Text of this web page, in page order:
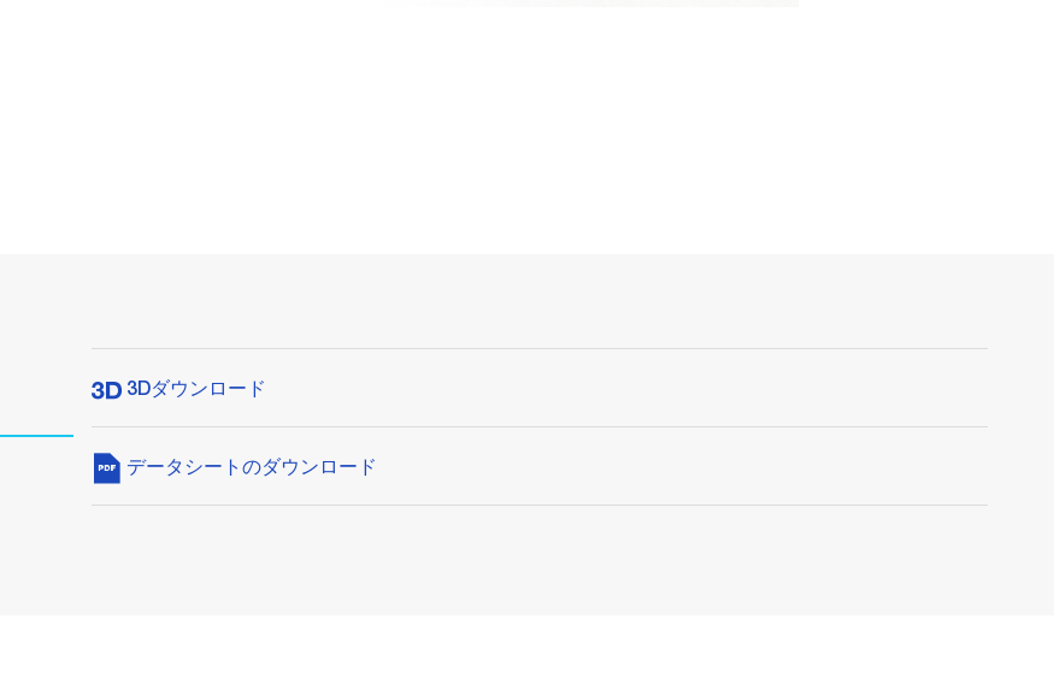
3Dダウンロード
データシートのダウンロード